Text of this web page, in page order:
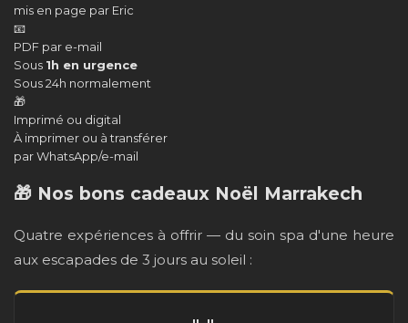
mis en page par Eric
📧
PDF par e-mail
Sous 1h en urgence
Sous 24h normalement
🎁
Imprimé ou digital
À imprimer ou à transférer
par WhatsApp/e-mail
🎁 Nos bons cadeaux Noël Marrakech
Quatre expériences à offrir — du soin spa d'une heure
aux escapades de 3 jours au soleil :